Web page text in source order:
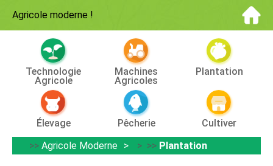
Agricole moderne !
Technologie
Agricole
Machines
Agricoles
Plantation
Élevage Pêcherie
Cultiver
>> Agricole Moderne > >> Plantation